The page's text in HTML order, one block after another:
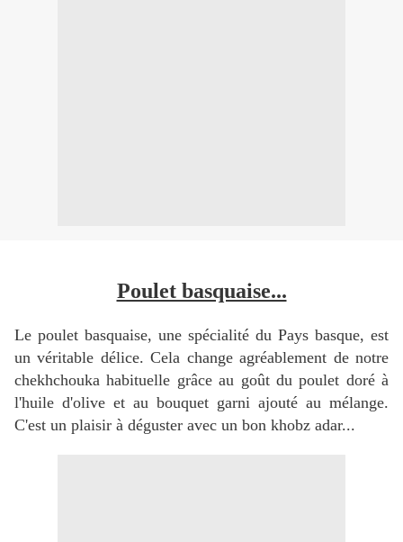
Poulet basquaise...
Le poulet basquaise, une spécialité du Pays basque, est
un véritable délice. Cela change agréablement de notre
chekhchouka habituelle grâce au goût du poulet doré à
l'huile d'olive et au bouquet garni ajouté au mélange.
C'est un plaisir à déguster avec un bon khobz adar...